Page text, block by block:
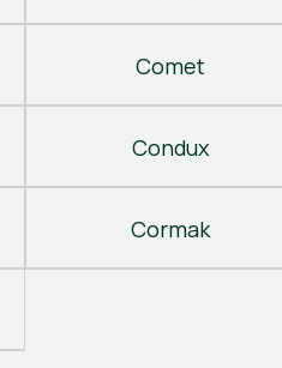
Comet
Condux
Cormak